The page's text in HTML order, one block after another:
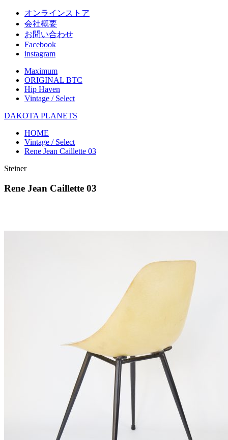
オンラインストア
会社概要
お問い合わせ
Facebook
instagram
Maximum
ORIGINAL BTC
Hip Haven
Vintage / Select
DAKOTA PLANETS
HOME
Vintage / Select
Rene Jean Caillette 03
Steiner
Rene Jean Caillette 03